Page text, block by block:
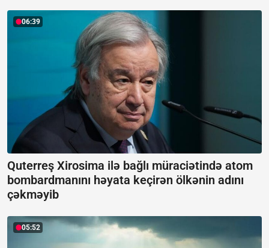
06:39
Quterreş Xirosima ilə bağlı müraciətində atom
bombardmanını həyata keçirən ölkənin adını
çəkməyib
05:52